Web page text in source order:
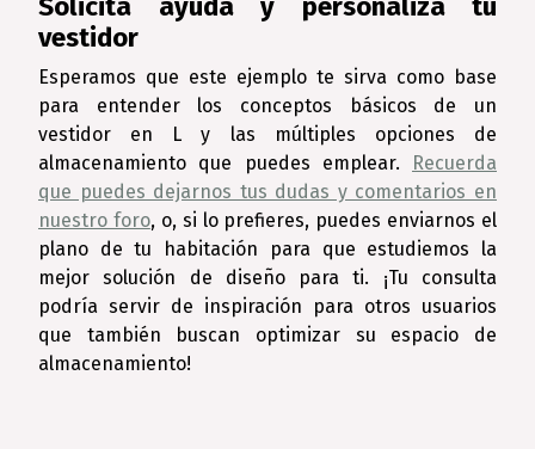
Solicita ayuda y personaliza tu
vestidor
Esperamos que este ejemplo te sirva como base
para entender los conceptos básicos de un
vestidor en L y las múltiples opciones de
almacenamiento que puedes emplear.
Recuerda
que puedes dejarnos tus dudas y comentarios en
nuestro foro, o, si lo prefieres, puedes enviarnos el
plano de tu habitación para que estudiemos la
mejor solución de diseño para ti. ¡Tu consulta
podría servir de inspiración para otros usuarios
que también buscan optimizar su espacio de
almacenamiento!